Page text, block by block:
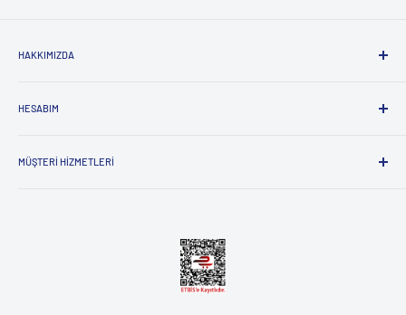
HAKKIMIZDA
Influencer Başvuru Formu
Mesafeli Satış Sözleşmesi
HESABIM
Sepetim
MÜŞTERI HIZMETLERI